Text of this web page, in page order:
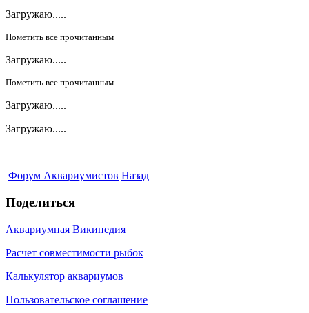
Загружаю.....
Пометить все прочитанным
Загружаю.....
Пометить все прочитанным
Загружаю.....
Загружаю.....
Форум Аквариумистов Назад
Поделиться
Аквариумная Википедия
Расчет совместимости рыбок
Калькулятор аквариумов
Пользовательское соглашение